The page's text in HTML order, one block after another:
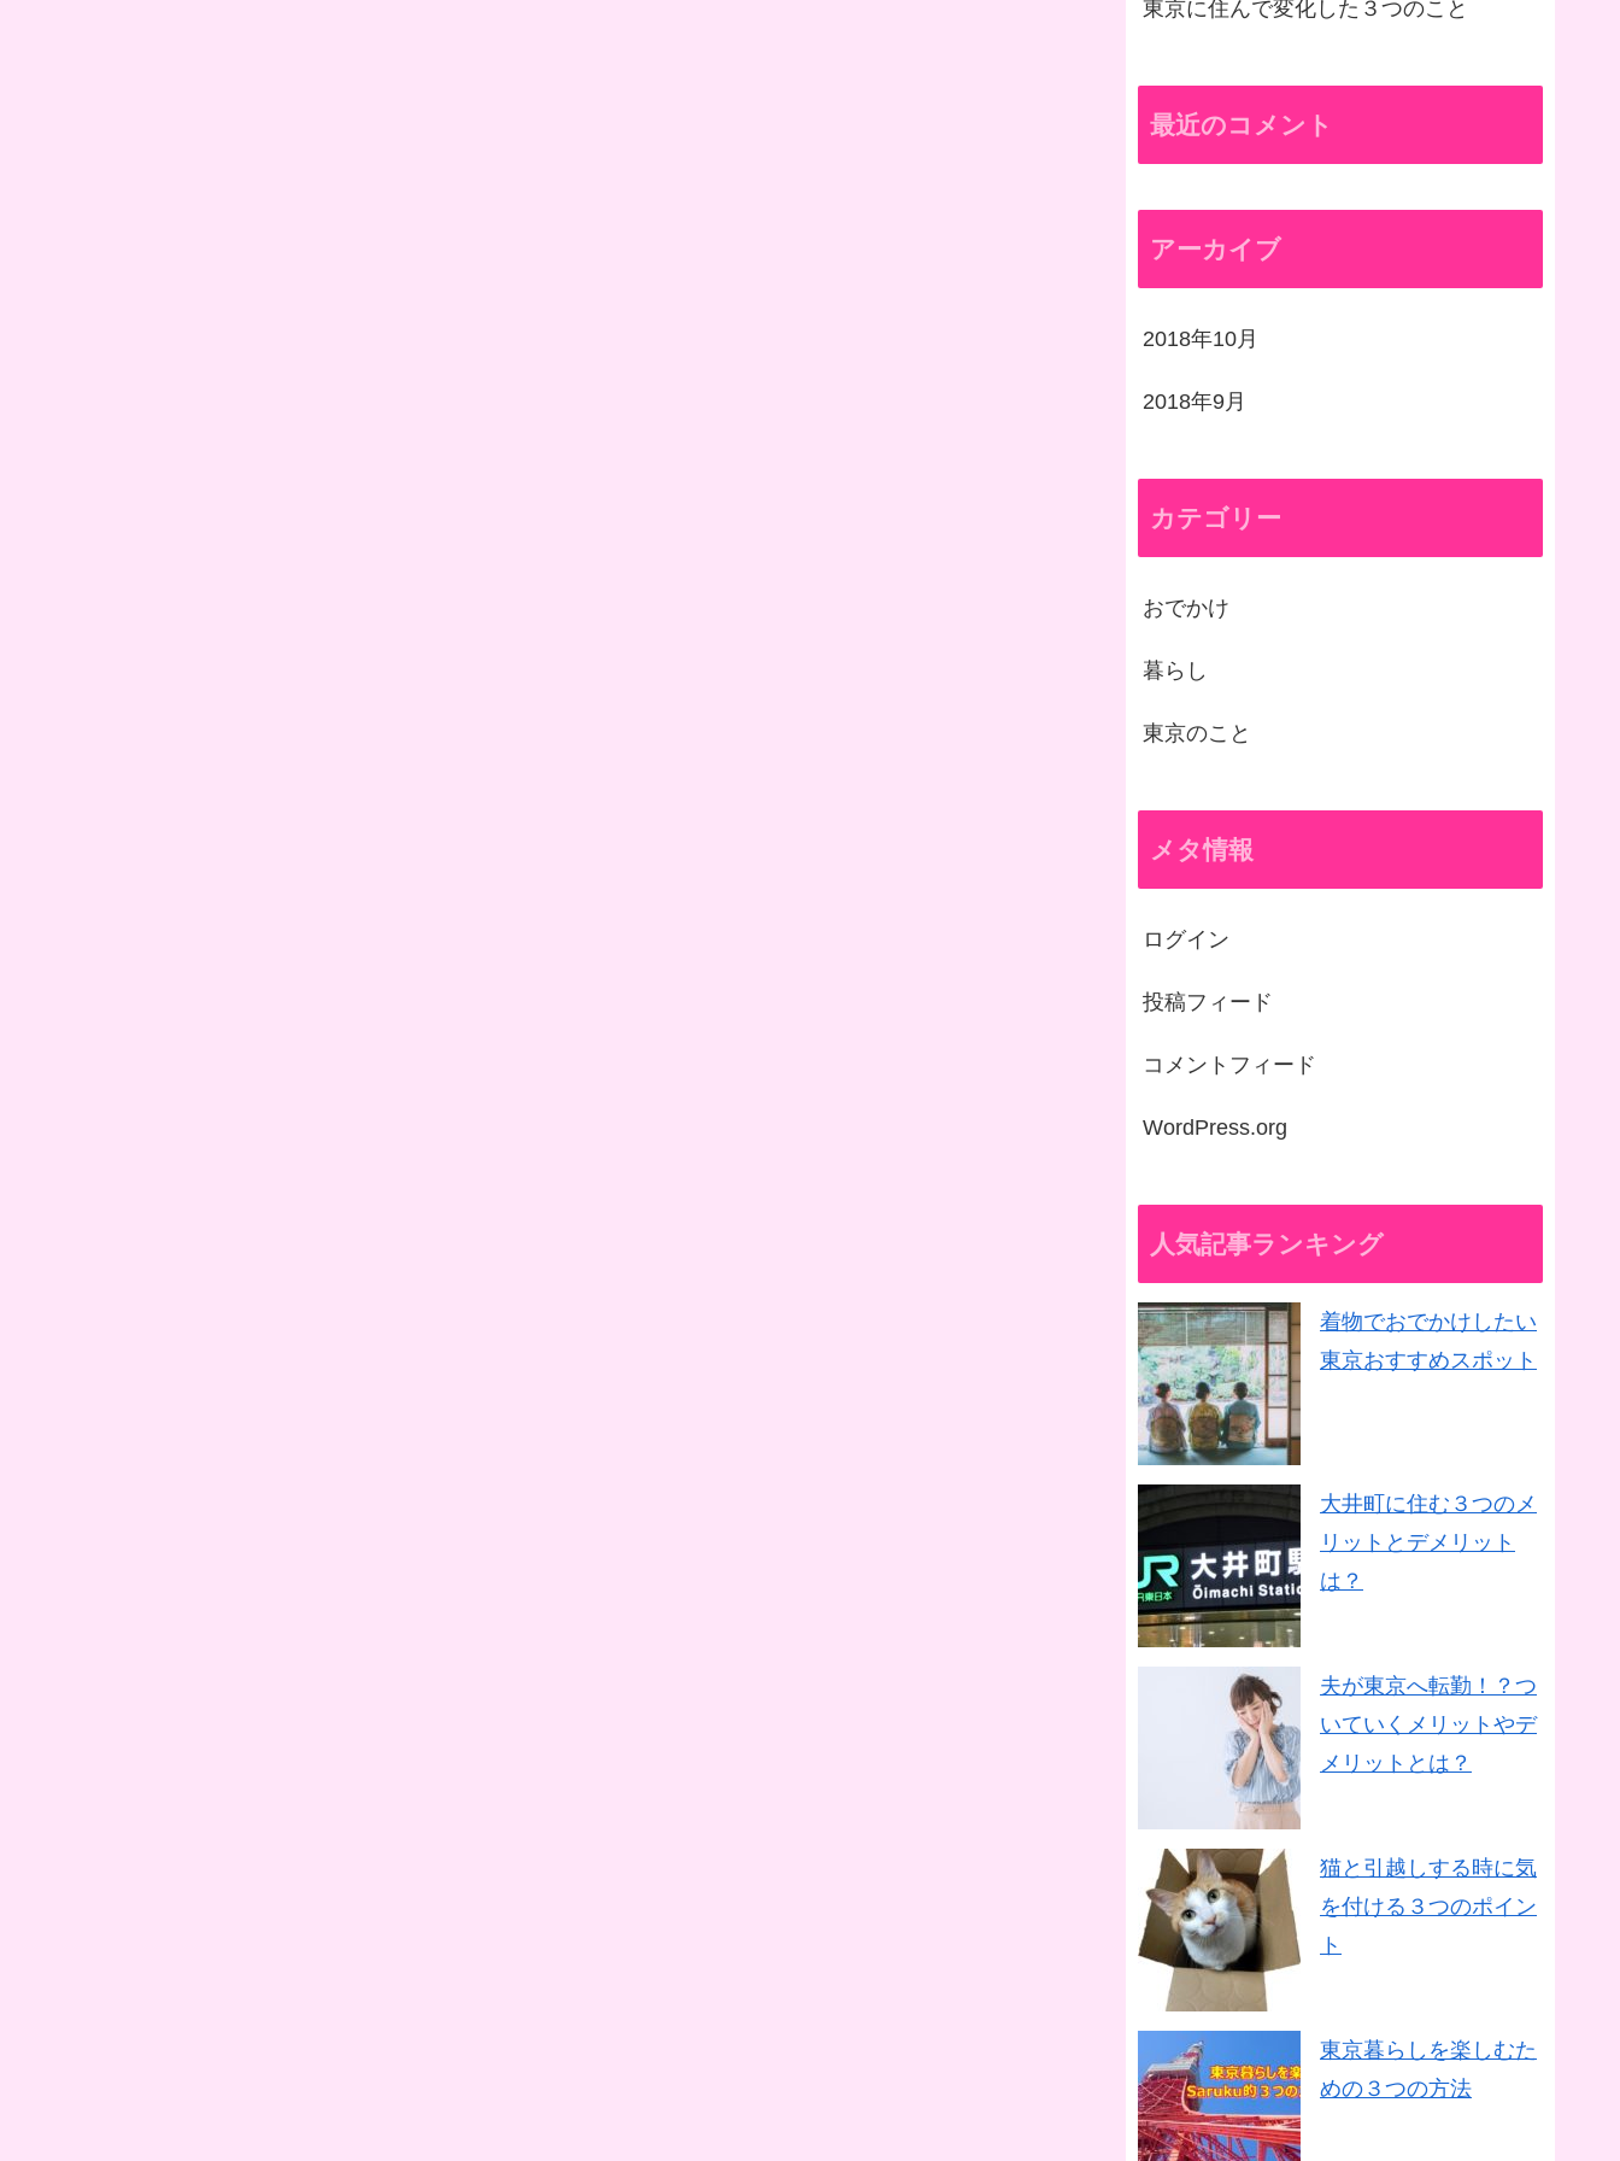
東京に住んで変化した３つのこと
最近のコメント
アーカイブ
2018年10月
2018年9月
カテゴリー
おでかけ
暮らし
東京のこと
メタ情報
ログイン
投稿フィード
コメントフィード
WordPress.org
人気記事ランキング
着物でおでかけしたい
東京おすすめスポット
大井町に住む３つのメ
リットとデメリット
は？
夫が東京へ転勤！？つ
いていくメリットやデ
メリットとは？
猫と引越しする時に気
を付ける３つのポイン
ト
東京暮らしを楽しむた
めの３つの方法